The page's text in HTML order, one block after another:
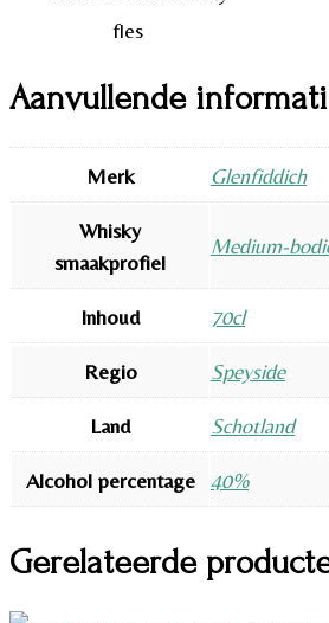
Aanvullende
Merk Glenfiddich
Whisky
smaakprofiel
Medium-
Inhoud 70cl
Regio Speyside
Land Schotland
Alcohol percentage 40%
Gerelateerde